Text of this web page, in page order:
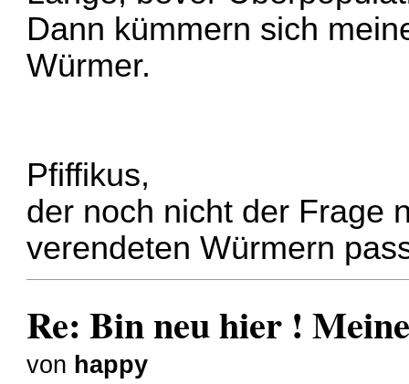
Dann kümmern sich
Würmer.
Pfiffikus,
der noch nicht der Frage
verendeten Würmern
Re: Bin neu hier !
von happy